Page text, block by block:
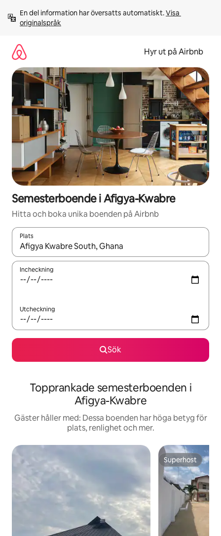
innehåll
En del information har översatts automatiskt. Visa
originalspråk
Hyr ut på Airbnb
Semesterboende i Afigya-Kwabre
Hitta och boka unika boenden på Airbnb
Plats
När resultaten är tillgängliga kan du navigera med upp- och
Incheckning
Utcheckning
Sök
Topprankade semesterboenden i
Afigya-Kwabre
Gäster håller med: Dessa boenden har höga betyg för
plats, renlighet och mer.
Superhost
Superhost